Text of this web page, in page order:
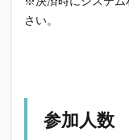
さい。
参加人数